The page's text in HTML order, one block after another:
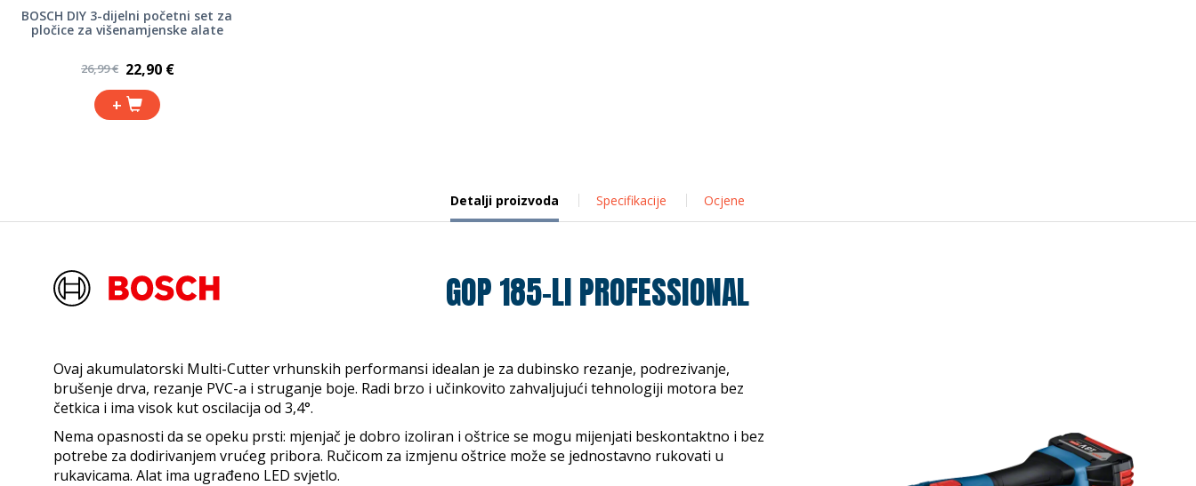
BOSCH DIY 3-dijelni početni set za
pločice za višenamjenske alate
26,99 € 22,90 €
+
Detalji proizvoda Specifikacije Ocjene
GOP 185-LI PROFESSIONAL
Ovaj akumulatorski Multi-Cutter vrhunskih performansi idealan je za dubinsko rezanje, podrezivanje,
brušenje drva, rezanje PVC-a i struganje boje. Radi brzo i učinkovito zahvaljujući tehnologiji motora bez
četkica i ima visok kut oscilacija od 3,4°.
Nema opasnosti da se opeku prsti: mjenjač je dobro izoliran i oštrice se mogu mijenjati beskontaktno i bez
potrebe za dodirivanjem vrućeg pribora. Ručicom za izmjenu oštrice može se jednostavno rukovati u
rukavicama. Alat ima ugrađeno LED svjetlo.